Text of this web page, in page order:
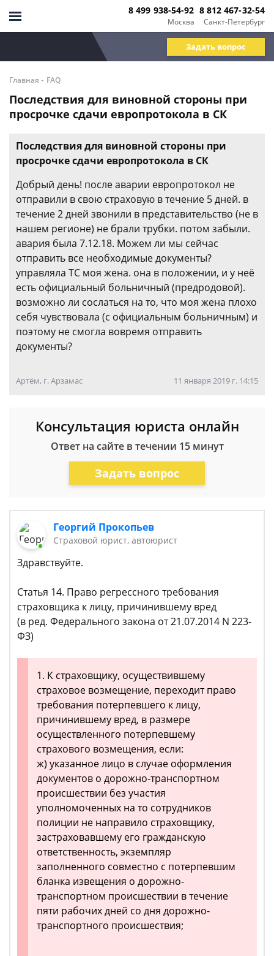
Москва
8 499 938-54-92
Санкт-Петербург
8 812 467-32-54
Задать вопрос
Главная - FAQ
Последствия для виновной стороны при
просрочке сдачи европротокола в СК
Последствия для виновной стороны при
просрочке сдачи европротокола в СК
Добрый день! после аварии европротокол не
отправили в свою страховую в течение 5 дней. в
течение 2 дней звонили в представительство (не в
нашем регионе) не брали трубки. потом забыли.
авария была 7.12.18. Можем ли мы сейчас
отправить все необходимые документы?
управляла ТС моя жена. она в положении, и у неё
есть официальный больничный (предродовой).
возможно ли сослаться на то, что моя жена плохо
себя чувствовала (с официальным больничным) и
поэтому не смогла вовремя отправить
документы?
Артём, г. Арзамас 11 января 2019 г. 14:15
Консультация юриста онлайн
Ответ на сайте в течении 15 минут
Задать вопрос
Георгий Прокопьев
Страховой юрист, автоюрист
Здравствуйте.
Статья 14. Право регрессного требования
страховщика к лицу, причинившему вред
(в ред. Федерального закона от 21.07.2014 N 223-
ФЗ)
1. К страховщику, осуществившему
страховое возмещение, переходит право
требования потерпевшего к лицу,
причинившему вред, в размере
осуществленного потерпевшему
страхового возмещения, если:
ж) указанное лицо в случае оформления
документов о дорожно-транспортном
происшествии без участия
уполномоченных на то сотрудников
полиции не направило страховщику,
застраховавшему его гражданскую
ответственность, экземпляр
заполненного совместно с потерпевшим
бланка извещения о дорожно-
транспортном происшествии в течение
пяти рабочих дней со дня дорожно-
транспортного происшествия;